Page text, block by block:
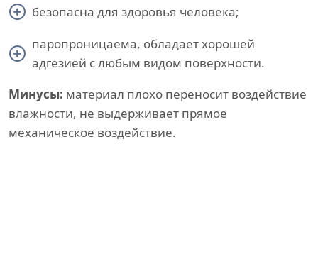
безопасна для здоровья человека;
паропроницаема, обладает хорошей
адгезией с любым видом поверхности.
Минусы: материал плохо переносит воздействие
влажности, не выдерживает прямое
механическое воздействие.